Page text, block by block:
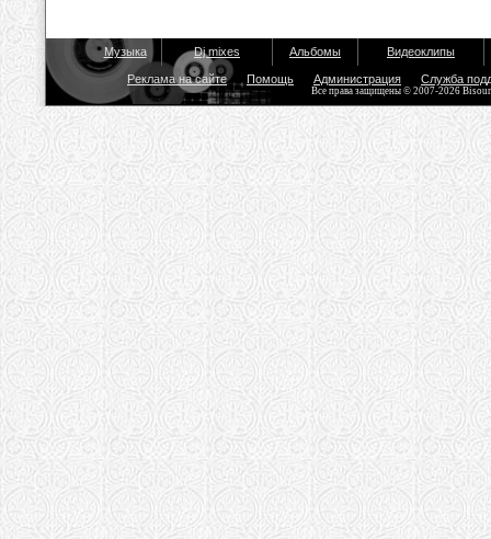
Музыка Dj mixes Альбомы Видеоклипы
Реклама на сайте Помощь Администрация Служба
Все права защищены © 2007-2026